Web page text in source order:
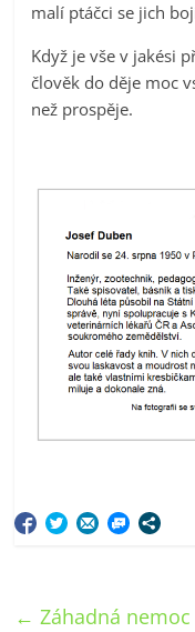
malí ptáčci se jich
Když je vše v jakési
člověk do děje moc
než prospěje.
← Záhadná